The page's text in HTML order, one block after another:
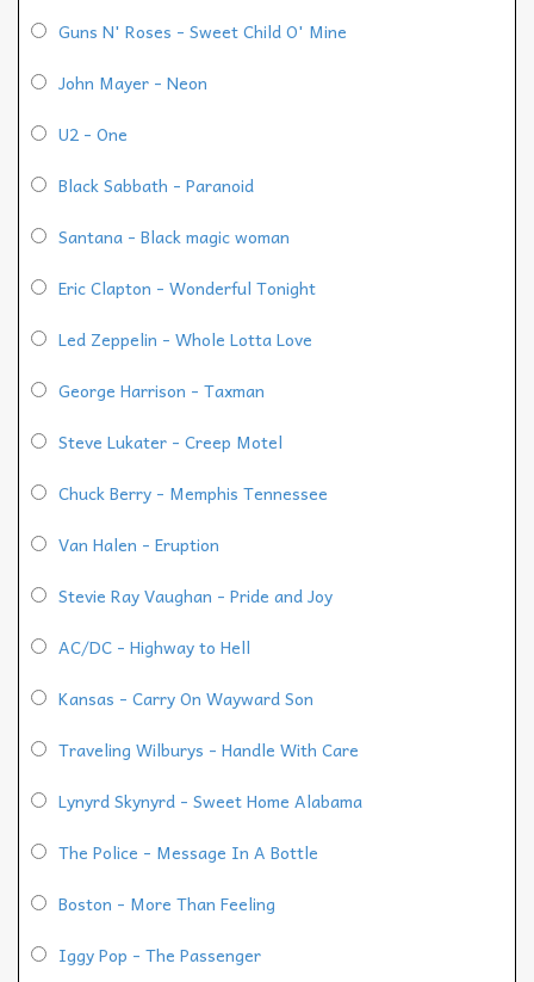
Guns N' Roses - Sweet Child O' Mine
John Mayer - Neon
U2 - One
Black Sabbath - Paranoid
Santana - Black magic woman
Eric Clapton - Wonderful Tonight
Led Zeppelin - Whole Lotta Love
George Harrison - Taxman
Steve Lukater - Creep Motel
Chuck Berry - Memphis Tennessee
Van Halen - Eruption
Stevie Ray Vaughan - Pride and Joy
AC/DC - Highway to Hell
Kansas - Carry On Wayward Son
Traveling Wilburys - Handle With Care
Lynyrd Skynyrd - Sweet Home Alabama
The Police - Message In A Bottle
Boston - More Than Feeling
Iggy Pop - The Passenger